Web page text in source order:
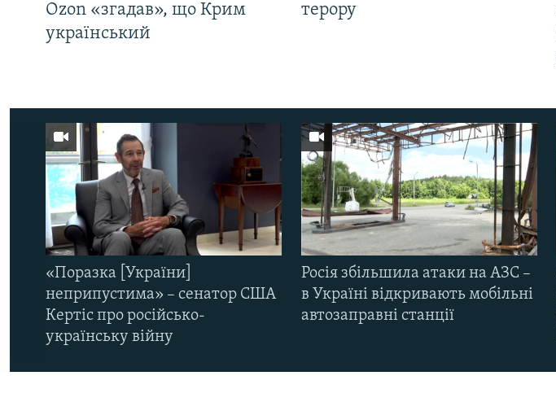
Ozon «згадав», що Крим
український
терору
«Поразка [України]
неприпустима» – сенатор США
Кертіс про російсько-
українську війну
Росія збільшила атаки на АЗС –
в Україні відкривають мобільні
автозаправні станції